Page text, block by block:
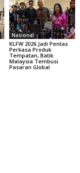
Nasional
KLFW 2026 Jadi Pentas
Perkasa Produk
Tempatan, Batik
Malaysia Tembusi
Pasaran Global